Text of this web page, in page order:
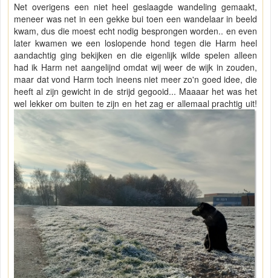
Net overigens een niet heel geslaagde wandeling gemaakt,
meneer was net in een gekke bui toen een wandelaar in beeld
kwam, dus die moest echt nodig besprongen worden.. en even
later kwamen we een loslopende hond tegen die Harm heel
aandachtig ging bekijken en die eigenlijk wilde spelen alleen
had ik Harm net aangelijnd omdat wij weer de wijk in zouden,
maar dat vond Harm toch ineens niet meer zo'n goed idee, die
heeft al zijn gewicht in de strijd gegooid... Maaaar het was het
wel lekker om buiten te zijn en het zag er allemaal prachtig uit!